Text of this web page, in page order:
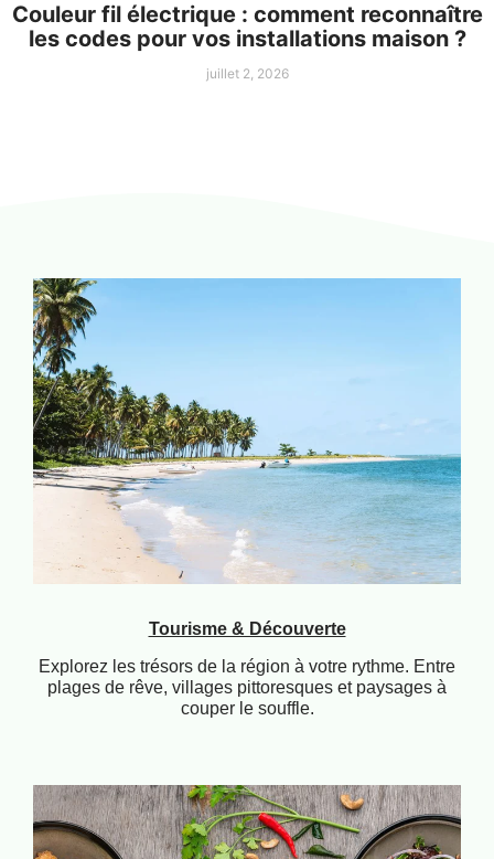
Couleur fil électrique : comment reconnaître
les codes pour vos installations maison ?
juillet 2, 2026
Tourisme & Découverte
Explorez les trésors de la région à votre rythme. Entre
plages de rêve, villages pittoresques et paysages à
couper le souffle.